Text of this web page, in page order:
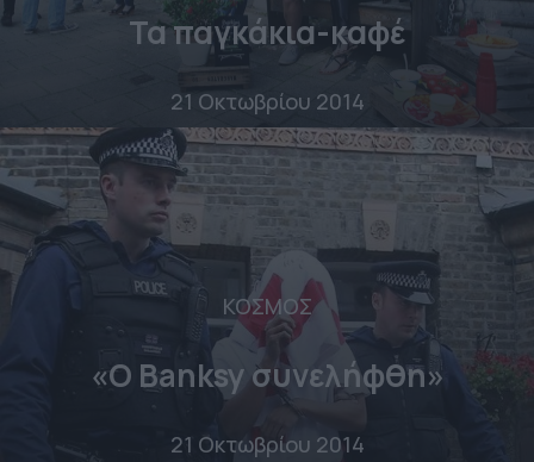
Τα παγκάκια-καφέ
21 Οκτωβρίου 2014
ΚΟΣΜΟΣ
«Ο Banksy συνελήφθη»
21 Οκτωβρίου 2014